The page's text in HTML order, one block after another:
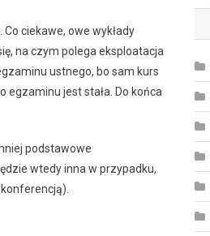
ciekawe, owe wykłady
na czym polega eksploatacja
ustnego, bo sam kurs
egzaminu jest stała. Do końca
podstawowe
wtedy inna w przypadku,